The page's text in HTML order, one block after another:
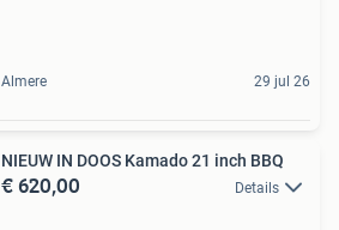
Almere 29 jul 26
NIEUW IN DOOS Kamado 21 inch BBQ
€ 620,00 Details